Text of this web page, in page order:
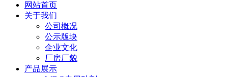
网站首页
关于我们
公司概况
公示版块
企业文化
厂房厂貌
产品展示